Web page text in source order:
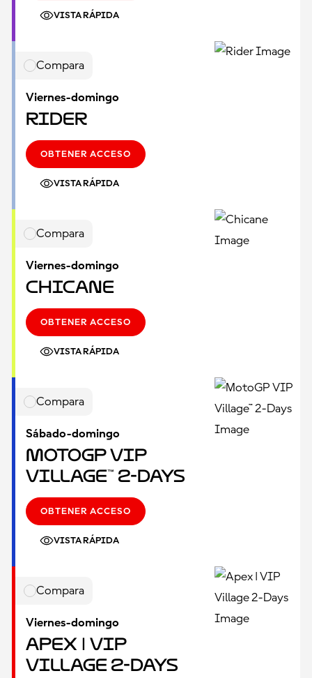
VISTA RÁPIDA
Compara
Viernes-domingo
Rider
OBTENER ACCESO
VISTA RÁPIDA
Compara
Viernes-domingo
Chicane
OBTENER ACCESO
VISTA RÁPIDA
Compara
Sábado-domingo
MotoGP VIP
Village™ 2-Days
OBTENER ACCESO
VISTA RÁPIDA
Compara
Viernes-domingo
Apex | VIP
Village 2-Days